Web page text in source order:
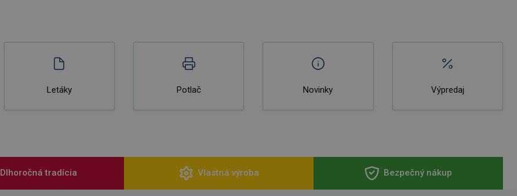
Letáky Potlač Novinky Výpredaj
Dlhoročná tradícia Vlastná výroba Bezpečný nákup